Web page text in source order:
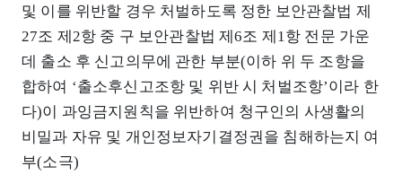
및 이를 위반할 경우 처벌하도록 정한 보안관찰법 제
27조 제2항 중 구 보안관찰법 제6조 제1항 전문 가운
데 출소 후 신고의무에 관한 부분(이하 위 두 조항을
합하여 ‘출소후신고조항 및 위반 시 처벌조항’이라 한
다)이 과잉금지원칙을 위반하여 청구인의 사생활의
비밀과 자유 및 개인정보자기결정권을 침해하는지 여
부(소극)